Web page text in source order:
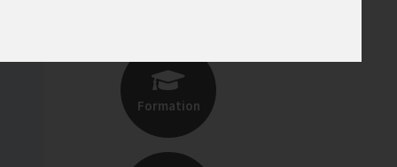
Formation